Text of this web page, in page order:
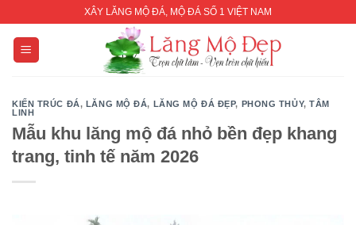
content
XÂY LĂNG MỘ ĐÁ, MỘ ĐÁ SỐ 1 VIỆT NAM
KIẾN TRÚC ĐÁ, LĂNG MỘ ĐÁ, LĂNG MỘ ĐÁ ĐẸP, PHONG THỦY,TÂM
LINH
Mẫu khu lăng mộ đá nhỏ bền đẹp khang
trang, tinh tế năm 2026